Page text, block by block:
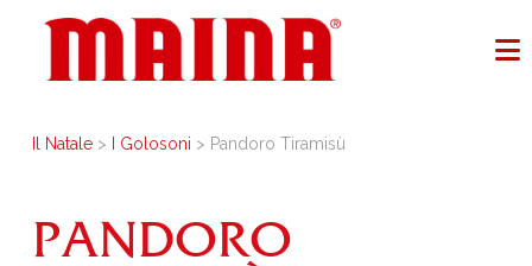
Il Natale> I Golosoni > Pandoro Tiramisù
PANDORO